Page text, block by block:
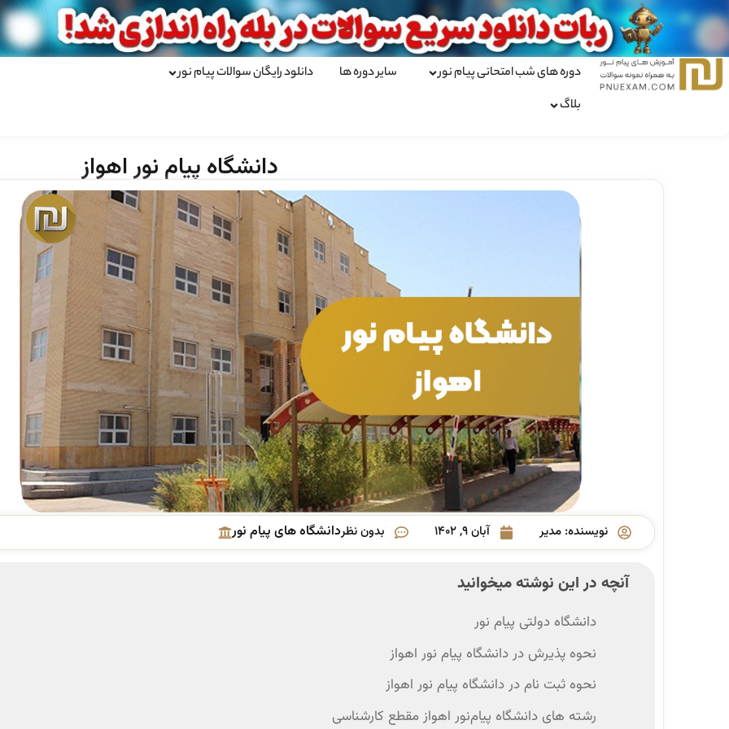
دوره های شب امتحانی پیام نور سایر دوره ها
دانلود رایگان سوالات پیام نور
بلاگ
دانشگاه پیام نور اهواز
نویسنده: مدیر آبان ۹, ۱۴۰۲ بدون نظردانشگاه های پیام نور
آنچه در این نوشته میخوانید
دانشگاه دولتی پیام نور
نحوه پذیرش در دانشگاه پیام نور اهواز
نحوه ثبت نام در دانشگاه پیام نور اهواز
رشته های دانشگاه پیام‌نور اهواز مقطع کارشناسی